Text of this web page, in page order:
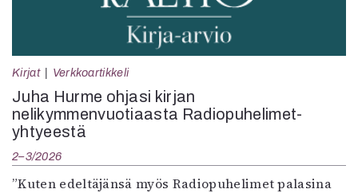
Kirjat Verkkoartikkeli
Juha Hurme ohjasi kirjan
nelikymmenvuotiaasta Radiopuhelimet-
yhtyeestä
2–3/2026
”Kuten edeltäjänsä myös Radiopuhelimet palasina